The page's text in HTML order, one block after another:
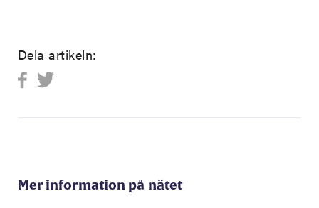
Dela artikeln:
Mer information på nätet